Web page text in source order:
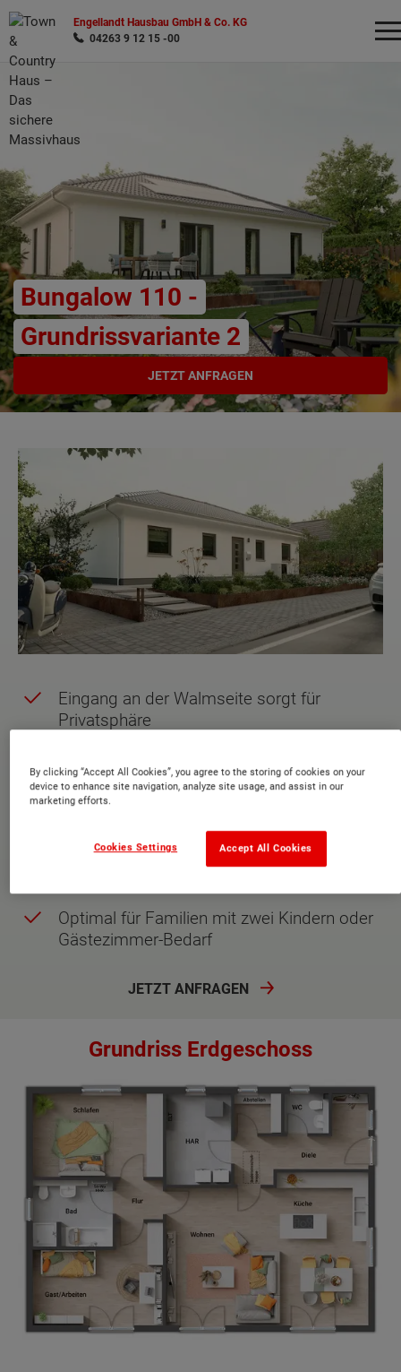
Engellandt Hausbau GmbH & Co. KG
04263 9 12 15 -00
Bungalow 110 -
Grundrissvariante 2
JETZT ANFRAGEN
Eingang an der Walmseite sorgt für
Privatsphäre
Eingangsbereich
Zwei großzügige Schlafzimmer mit viel
Platz zur freien Entfaltung
Kleine, praktische Garderobe gleich im
Optimal für Familien mit zwei Kindern oder
Gästezimmer-Bedarf
JETZT ANFRAGEN
Grundriss Erdgeschoss
Wonach möchten Sie suchen?
By clicking “Accept All Cookies”, you agree to the storing of cookies on your
device to enhance site navigation, analyze site usage, and assist in our
marketing efforts.
Accept All Cookies
Cookies Settings